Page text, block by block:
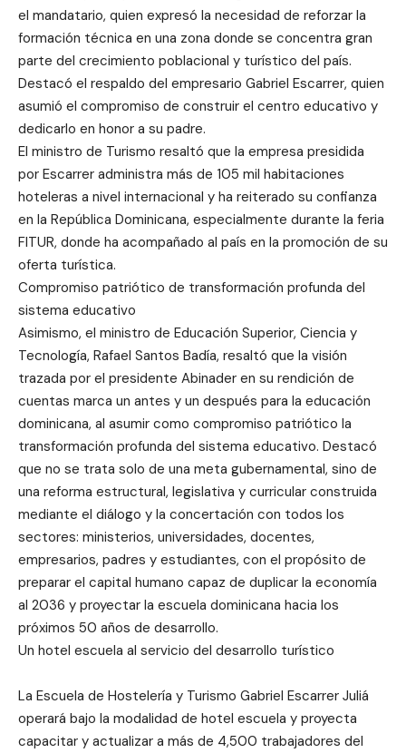
el mandatario, quien expresó la necesidad de reforzar la
formación técnica en una zona donde se concentra gran
parte del crecimiento poblacional y turístico del país.
Destacó el respaldo del empresario Gabriel Escarrer, quien
asumió el compromiso de construir el centro educativo y
dedicarlo en honor a su padre.
El ministro de Turismo resaltó que la empresa presidida
por Escarrer administra más de 105 mil habitaciones
hoteleras a nivel internacional y ha reiterado su confianza
en la República Dominicana, especialmente durante la feria
FITUR, donde ha acompañado al país en la promoción de su
oferta turística.
Compromiso patriótico de transformación profunda del
sistema educativo
Asimismo, el ministro de Educación Superior, Ciencia y
Tecnología, Rafael Santos Badía, resaltó que la visión
trazada por el presidente Abinader en su rendición de
cuentas marca un antes y un después para la educación
dominicana, al asumir como compromiso patriótico la
transformación profunda del sistema educativo. Destacó
que no se trata solo de una meta gubernamental, sino de
una reforma estructural, legislativa y curricular construida
mediante el diálogo y la concertación con todos los
sectores: ministerios, universidades, docentes,
empresarios, padres y estudiantes, con el propósito de
preparar el capital humano capaz de duplicar la economía
al 2036 y proyectar la escuela dominicana hacia los
próximos 50 años de desarrollo.
Un hotel escuela al servicio del desarrollo turístico
La Escuela de Hostelería y Turismo Gabriel Escarrer Juliá
operará bajo la modalidad de hotel escuela y proyecta
capacitar y actualizar a más de 4,500 trabajadores del